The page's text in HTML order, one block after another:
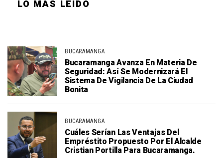
LO MÁS LEIDO
BUCARAMANGA
Bucaramanga Avanza En Materia De
Seguridad: Así Se Modernizará El
Sistema De Vigilancia De La Ciudad
Bonita
BUCARAMANGA
Cuáles Serían Las Ventajas Del
Empréstito Propuesto Por El Alcalde
Cristian Portilla Para Bucaramanga.